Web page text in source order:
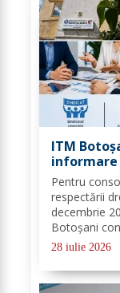
ITM
informare
colective
sectorul
Pentru
respectării
decembrie
Botoșani
pentru
28 iulie 2026